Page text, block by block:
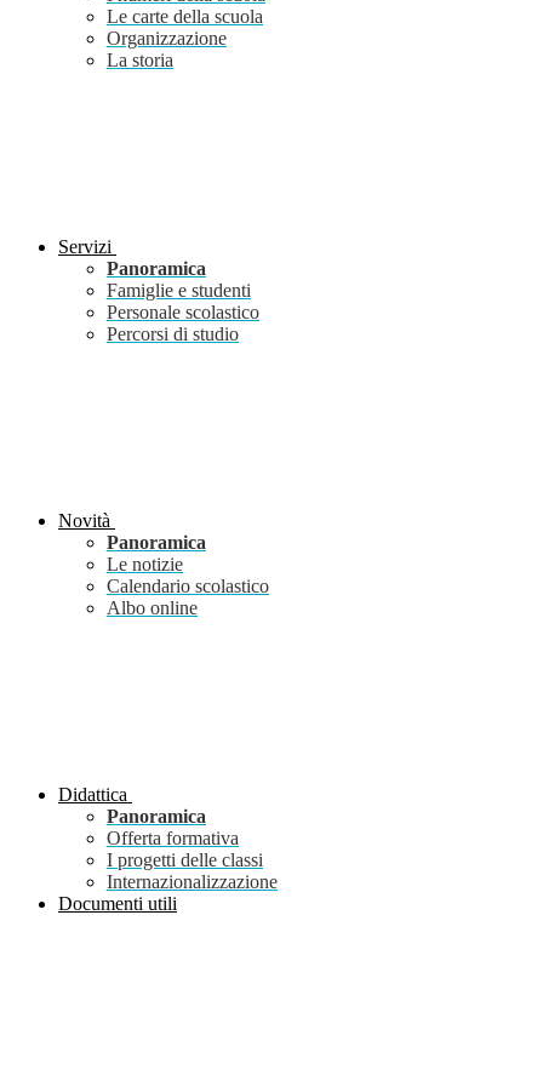
Le carte della scuola
Organizzazione
La storia
Servizi
Panoramica
Famiglie e studenti
Personale scolastico
Percorsi di studio
Novità
Panoramica
Le notizie
Calendario scolastico
Albo online
Didattica
Panoramica
Offerta formativa
I progetti delle classi
Internazionalizzazione
Documenti utili